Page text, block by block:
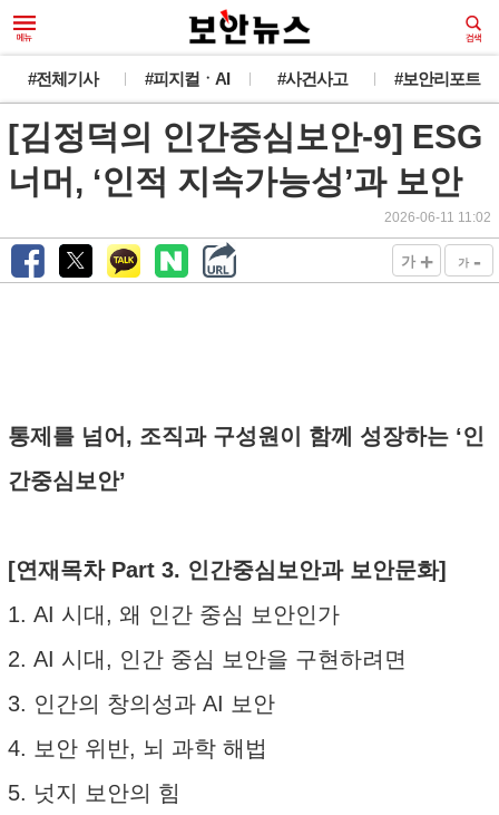
#전체기사 #피지컬ㆍAI #사건사고 #보안리포트
[김정덕의 인간중심보안-9] ESG
너머, ‘인적 지속가능성’과 보안
2026-06-11 11:02
가 + 가 -
통제를 넘어, 조직과 구성원이 함께 성장하는 ‘인
간중심보안’
[연재목차 Part 3. 인간중심보안과 보안문화]
1. AI 시대, 왜 인간 중심 보안인가
2. AI 시대, 인간 중심 보안을 구현하려면
3. 인간의 창의성과 AI 보안
4. 보안 위반, 뇌 과학 해법
5. 넛지 보안의 힘